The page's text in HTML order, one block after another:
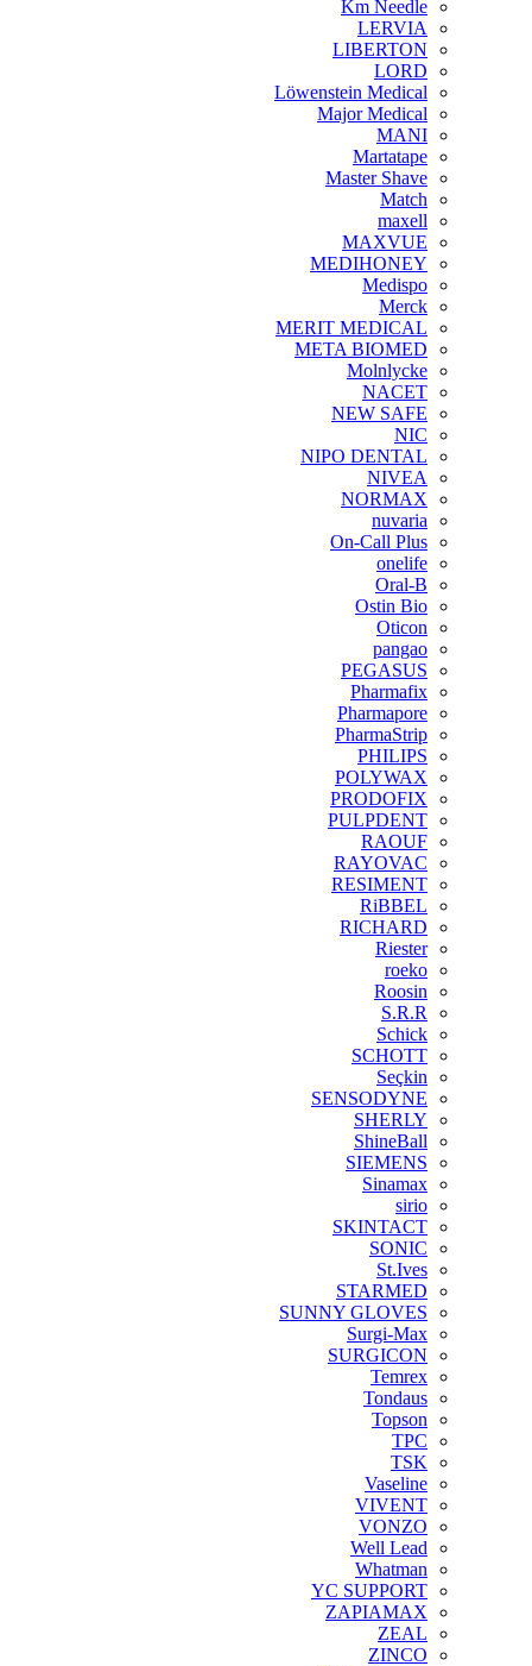
Km Needle
LERVIA
LIBERTON
LORD
Löwenstein Medical
Major Medical
MANI
Martatape
Master Shave
Match
maxell
MAXVUE
MEDIHONEY
Medispo
Merck
MERIT MEDICAL
META BIOMED
Molnlycke
NACET
NEW SAFE
NIC
NIPO DENTAL
NIVEA
NORMAX
nuvaria
On-Call Plus
onelife
Oral-B
Ostin Bio
Oticon
pangao
PEGASUS
Pharmafix
Pharmapore
PharmaStrip
PHILIPS
POLYWAX
PRODOFIX
PULPDENT
RAOUF
RAYOVAC
RESIMENT
RiBBEL
RICHARD
Riester
roeko
Roosin
S.R.R
Schick
SCHOTT
Seçkin
SENSODYNE
SHERLY
ShineBall
SIEMENS
Sinamax
sirio
SKINTACT
SONIC
St.Ives
STARMED
SUNNY GLOVES
Surgi-Max
SURGICON
Temrex
Tondaus
Topson
TPC
TSK
Vaseline
VIVENT
VONZO
Well Lead
Whatman
YC SUPPORT
ZAPIAMAX
ZEAL
ZINCO